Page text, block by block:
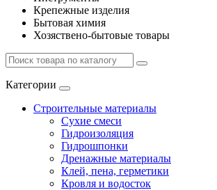
Крепежные изделия
Бытовая химия
Хозяствено-бытовые товары
Категории
Строительные материалы
Сухие смеси
Гидроизоляция
Гидрошпонки
Дренажные материалы
Клей, пена, герметики
Кровля и водосток